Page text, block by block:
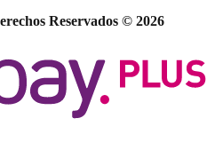
Reservados © 2026